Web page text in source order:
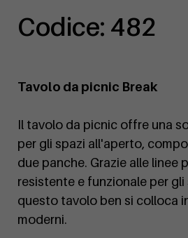
Codice: 482
Tavolo da picnic Break
Il tavolo da picnic offre una
per gli spazi all'aperto,
due panche. Grazie alle linee
resistente e funzionale per gli
questo tavolo ben si colloca
moderni.